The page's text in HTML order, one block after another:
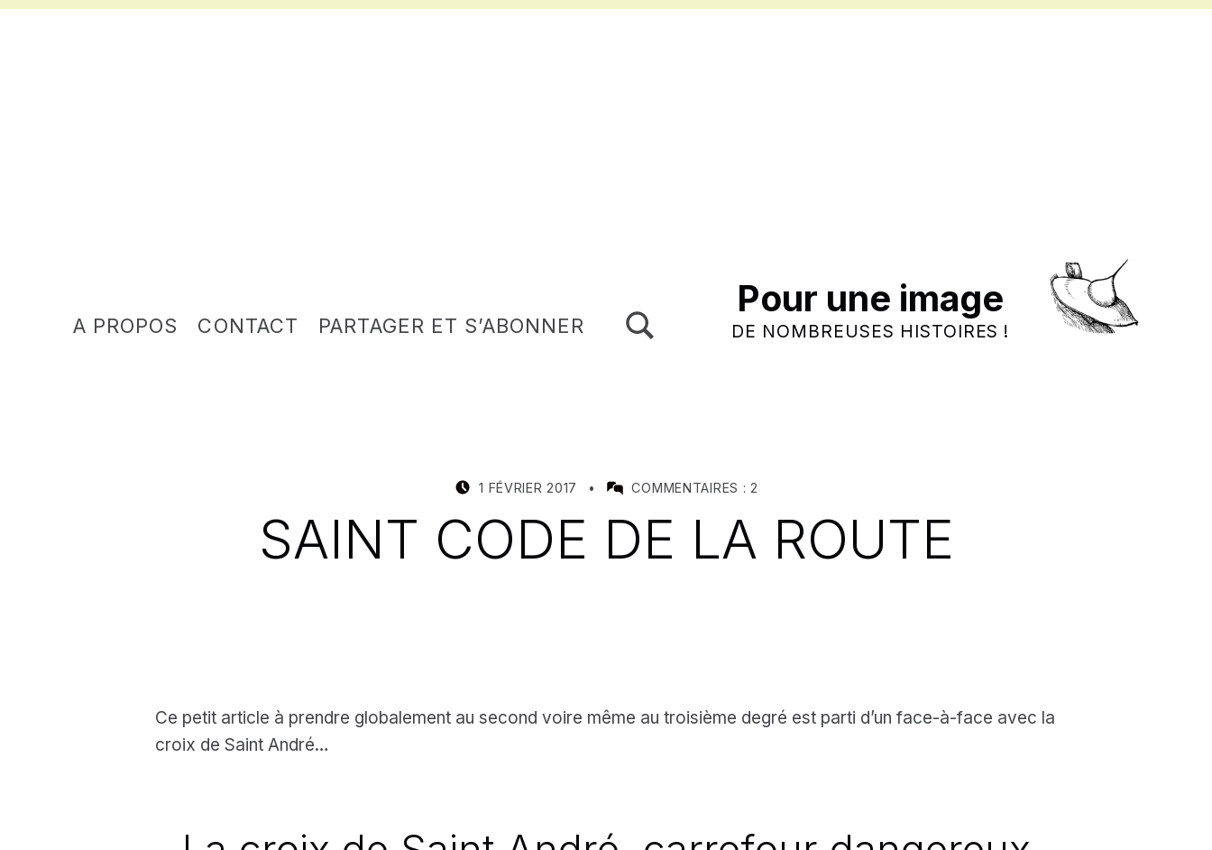
Pour une image
DE NOMBREUSES HISTOIRES !
A PROPOS CONTACT PARTAGER ET S’ABONNER
SAINT CODE DE LA ROUTE
POSTED ON:
1 FÉVRIER 2017 WRITTEN BY:
MEALIN
COMMENTAIRES : 2
Ce petit article à prendre globalement au second voire même au troisième degré est parti d’un face-à-face avec la
croix de Saint André…